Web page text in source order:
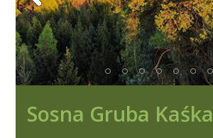
Sosna Gruba Kaśka